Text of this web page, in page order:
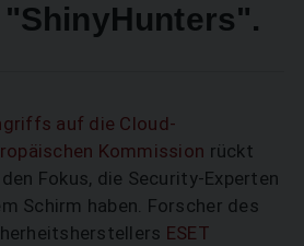
"ShinyHunters".
auf die Cloud-
Kommission rückt
Fokus, die Security-Experten
Schirm haben. Forscher des
ESET